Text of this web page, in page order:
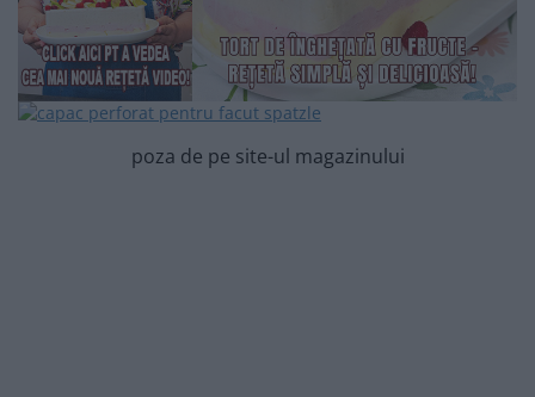
poza de pe site-ul magazinului